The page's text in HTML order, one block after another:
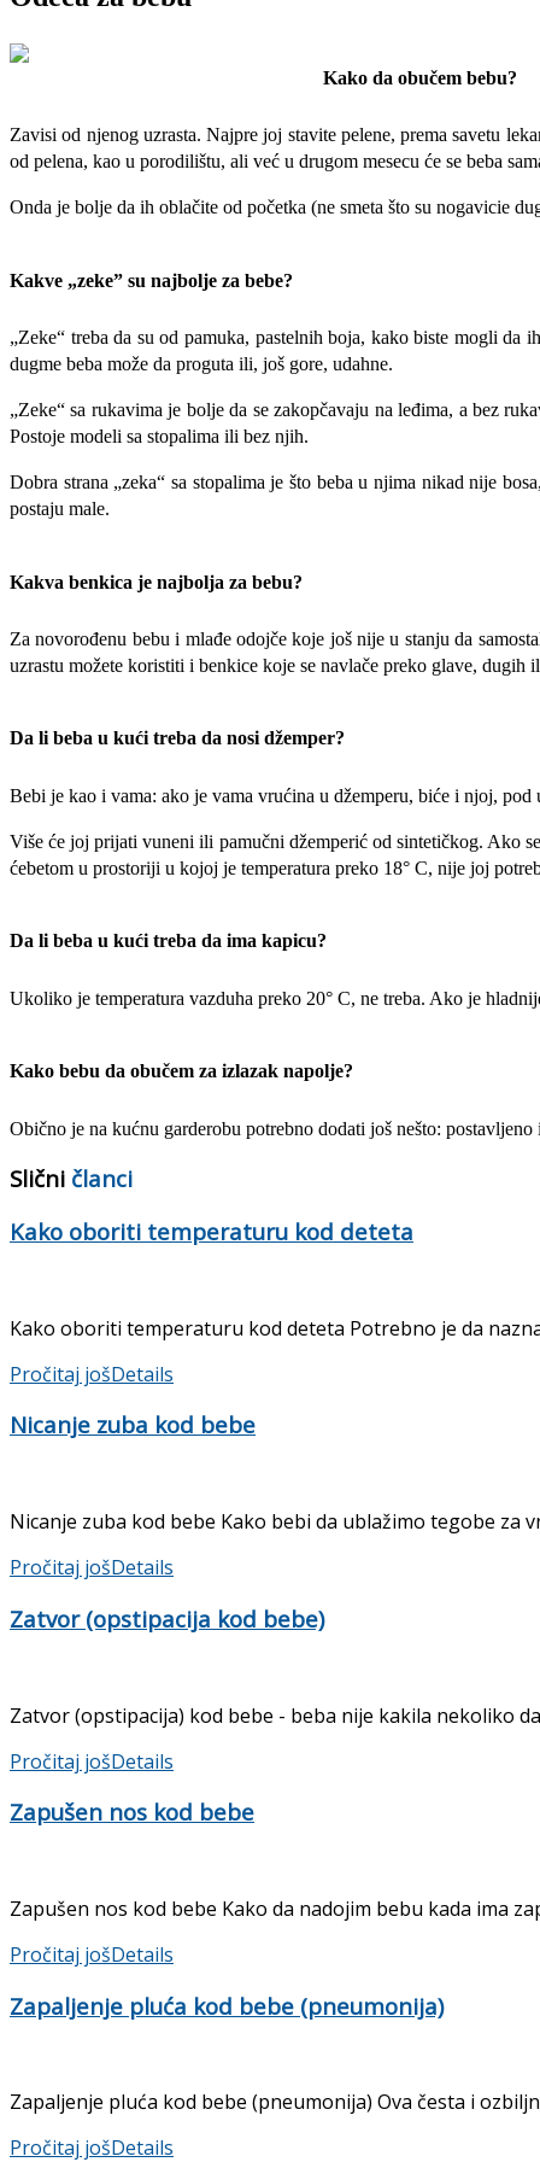
Kako da obučem bebu?
Zavisi od njenog uzrasta. Najpre joj stavite pelene, prema savetu
od pelena, kao u porodilištu, ali već u drugom mesecu će se beba
Onda je bolje da ih oblačite od početka (ne smeta što su nogavicie
Kakve „zeke” su najbolje za bebe?
„Zeke“ treba da su od pamuka, pastelnih boja, kako biste mogli da
dugme beba može da proguta ili, još gore, udahne.
„Zeke“ sa rukavima je bolje da se zakopčavaju na leđima, a bez
Postoje modeli sa stopalima ili bez njih.
Dobra strana „zeka“ sa stopalima je što beba u njima nikad nije
postaju male.
Kakva benkica je najbolja za bebu?
Za novorođenu bebu i mlađe odojče koje još nije u stanju da
uzrastu možete koristiti i benkice koje se navlače preko glave,
Da li beba u kući treba da nosi džemper?
Bebi je kao i vama: ako je vama vrućina u džemperu, biće i njoj,
Više će joj prijati vuneni ili pamučni džemperić od sintetičkog. Ako
ćebetom u prostoriji u kojoj je temperatura preko 18° C, nije joj
Da li beba u kući treba da ima kapicu?
Ukoliko je temperatura vazduha preko 20° C, ne treba. Ako je
Kako bebu da obučem za izlazak napolje?
Obično je na kućnu garderobu potrebno dodati još nešto:
Slični članci
Kako oboriti temperaturu kod deteta
Kako oboriti temperaturu kod deteta Potrebno je da
Pročitaj jošDetails
Nicanje zuba kod bebe
Nicanje zuba kod bebe Kako bebi da ublažimo tegobe za
Pročitaj jošDetails
Zatvor (opstipacija kod bebe)
Zatvor (opstipacija) kod bebe - beba nije kakila nekoliko
Pročitaj jošDetails
Zapušen nos kod bebe
Zapušen nos kod bebe Kako da nadojim bebu kada ima
Pročitaj jošDetails
Zapaljenje pluća kod bebe (pneumonija)
Zapaljenje pluća kod bebe (pneumonija) Ova česta i
Pročitaj jošDetails